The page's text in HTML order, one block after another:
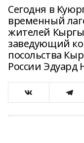
Сегодня в
временный
жителей
заведующий
посольства
России Эдуард